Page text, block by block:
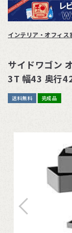
インテリア・オフィ
サイドワゴン
3T 幅43 奥行
送料無料 完成品